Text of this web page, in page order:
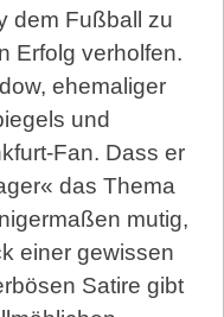
dem Fußball zu
Erfolg verholfen.
ehemaliger
und
Fan. Dass er
das Thema
mutig,
einer gewissen
Satire gibt